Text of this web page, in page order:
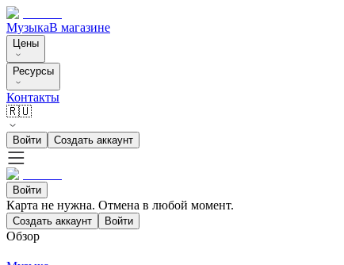
МузыкаВ магазине
Цены
Ресурсы
Контакты
🇷🇺
Войти Создать аккаунт
Войти
Карта не нужна. Отмена в любой момент.
Создать аккаунт Войти
Обзор